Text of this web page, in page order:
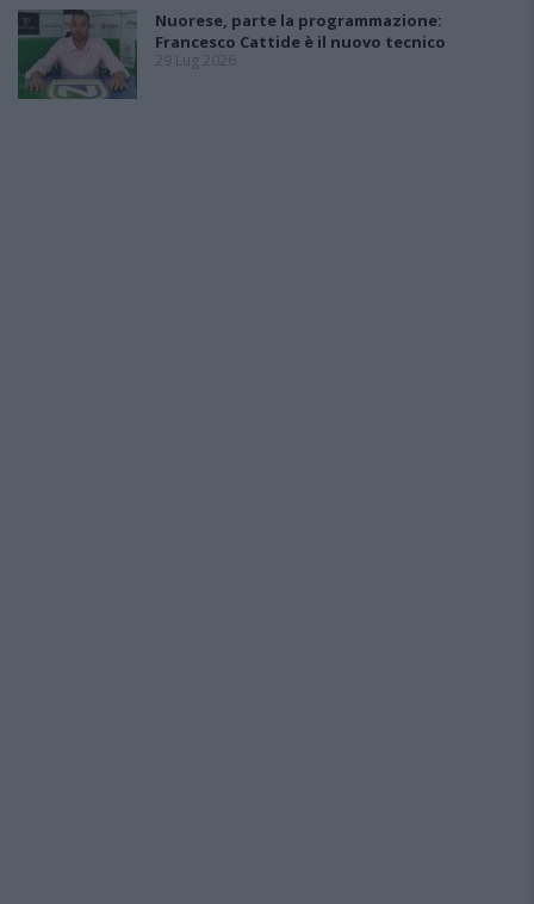
Nuorese, parte la programmazione:
Francesco Cattide è il nuovo tecnico
29 Lug 2026